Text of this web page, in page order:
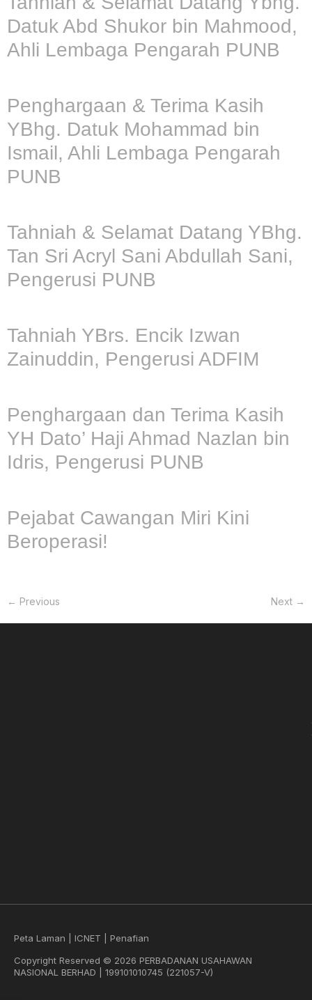
Datuk Abd Shukor bin Mahmood,
Ahli Lembaga Pengarah PUNB
Penghargaan & Terima Kasih
YBhg. Datuk Mohammad bin
Ismail, Ahli Lembaga Pengarah
PUNB
Tahniah & Selamat Datang YBhg.
Tan Sri Acryl Sani Abdullah Sani,
Pengerusi PUNB
Tahniah YBrs. Encik Izwan
Zainuddin, Pengerusi ADFIM
Penghargaan dan Terima Kasih
YH Dato’ Haji Ahmad Nazlan bin
Idris, Pengerusi PUNB
Pejabat Cawangan Miri Kini
Beroperasi!
← Previous Next →
Peta Laman ICNET
Penafian
Copyright Reserved © 2026 PERBADANAN USAHAWAN
NASIONAL BERHAD | 199101010745 (221057-V)